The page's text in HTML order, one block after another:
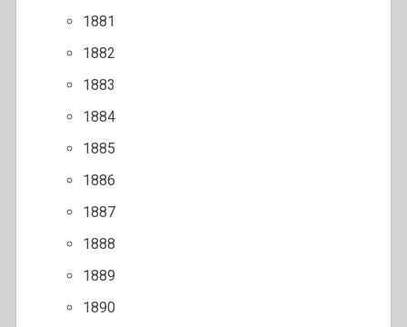
1881
1882
1883
1884
1885
1886
1887
1888
1889
1890